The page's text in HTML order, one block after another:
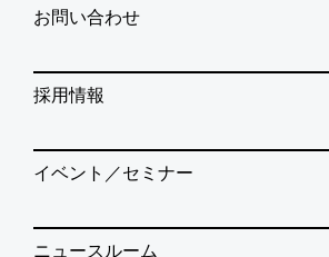
お問い合わせ
採用情報
イベント／セミナー
ニュースルーム